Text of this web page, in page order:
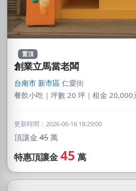
置頂
創業立馬當老闆
台南市 新市區 仁愛街
餐飲小吃｜坪數 20 坪｜租金
更新時間：2026-06-16 18:29:00
頂讓金 45萬
特惠頂讓金 45 萬